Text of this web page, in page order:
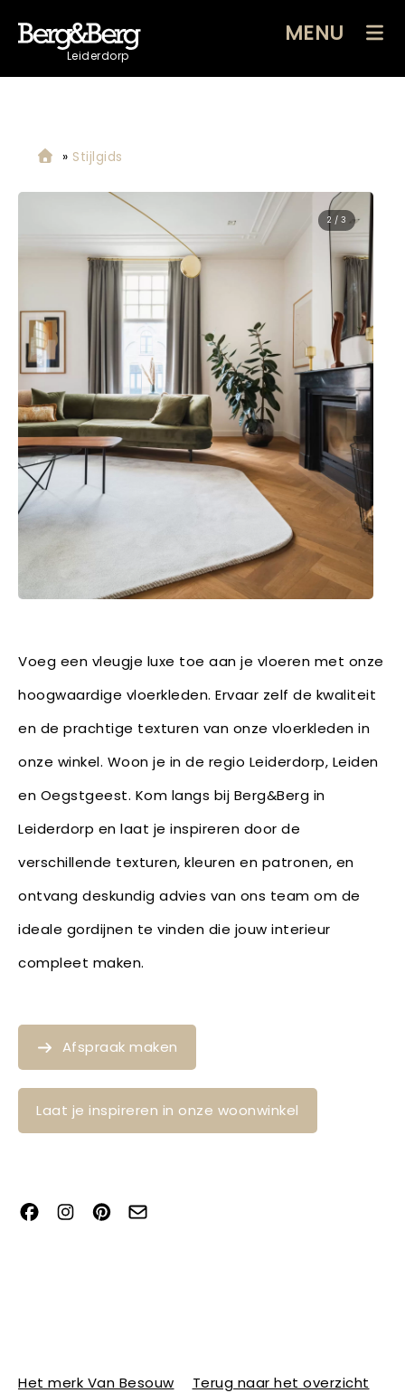
Leiderdorp
MENU
» Stijlgids
2 / 3
Voeg een vleugje luxe toe aan je vloeren met onze
hoogwaardige vloerkleden. Ervaar zelf de kwaliteit
en de prachtige texturen van onze vloerkleden in
onze winkel. Woon je in de regio Leiderdorp, Leiden
en Oegstgeest. Kom langs bij Berg&Berg in
Leiderdorp en laat je inspireren door de
verschillende texturen, kleuren en patronen, en
ontvang deskundig advies van ons team om de
ideale gordijnen te vinden die jouw interieur
compleet maken.
Afspraak maken
Laat je inspireren in onze woonwinkel
Het merk Van Besouw Terug naar het overzicht